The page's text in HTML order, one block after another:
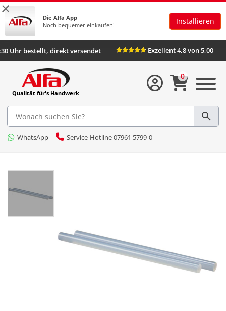
×
Die Alfa App
Noch bequemer einkaufen!
Installieren
Uhr bestellt, direkt versendet Exzellent 4,8 von 5,00
Qualität für's Handwerk
WhatsApp Service-Hotline 07961 5799-0
0